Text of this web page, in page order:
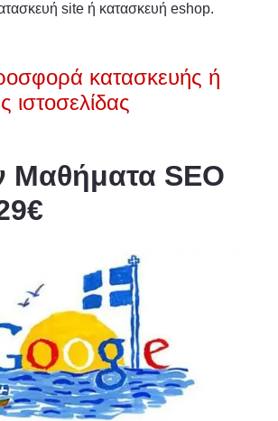
site ή κατασκευή eshop.
κατασκευής ή
Μαθήματα SEO